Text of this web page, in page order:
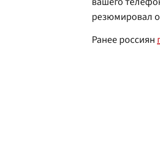
резюмировал
Ранее россиян